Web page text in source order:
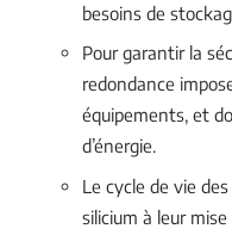
besoins de
Pour garantir la
redondance
équipements, et
d’énergie.
Le cycle de vie
silicium à leur